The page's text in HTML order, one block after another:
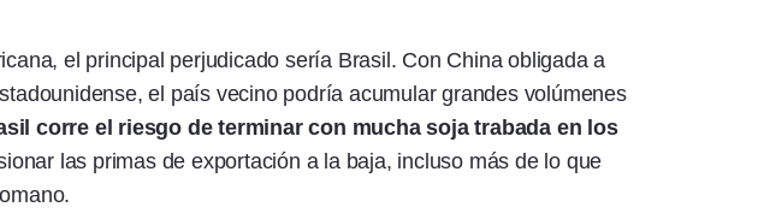
el principal perjudicado sería Brasil. Con China obligada a
el país vecino podría acumular grandes volúmenes
corre el riesgo de terminar con mucha soja trabada en los
las primas de exportación a la baja, incluso más de lo que